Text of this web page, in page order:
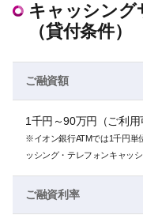
キャッシング
（貸付条件）
ご融資額
1千円～90万円（ご利用
※イオン銀行ATMでは1千円単
ッシング・テレフォンキャッ
ご融資利率